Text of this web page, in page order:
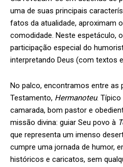
uma de suas principais
fatos da atualidade, aproximam
comodidade. Neste espetáculo,
participação especial do
interpretando Deus (com textos
No palco, encontramos entre as
Testamento, Hermanoteu.
camarada, bom pastor e
missão divina: guiar Seu povo à
que representa um imenso
cumpre uma jornada de humor,
históricos e caricatos, sem